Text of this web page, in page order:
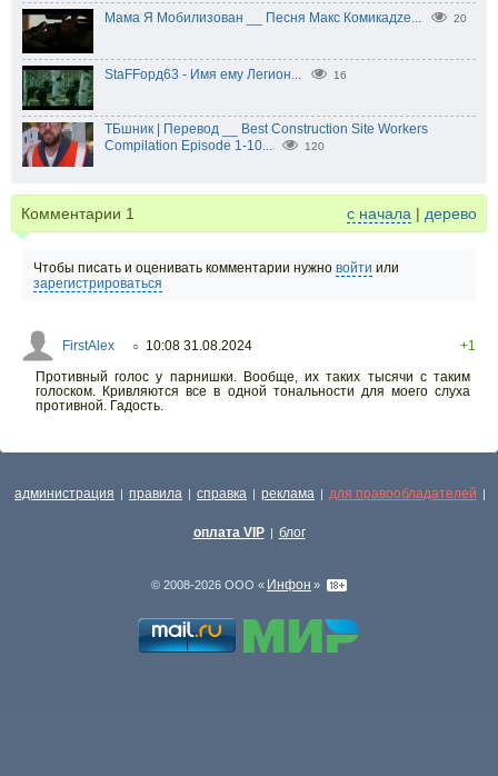
Мама Я Мобилизован __ Песня Макс Комикадzе... 20
StaFFорд63 - Имя ему Легион... 16
ТБшник | Перевод __ Best Construction Site Workers
Compilation Episode 1-10...
120
Комментарии 1 с начала | дерево
Чтобы писать и оценивать комментарии нужно войти или
зарегистрироваться
FirstAlex ○ 10:08 31.08.2024
+1
Противный голос у парнишки. Вообще, их таких тысячи с таким
голоском. Кривляются все в одной тональности для моего слуха
противной. Гадость.
администрация | правила | справка | реклама | для правообладателей |
оплата VIP | блог
© 2008-2026 ООО « Инфон »